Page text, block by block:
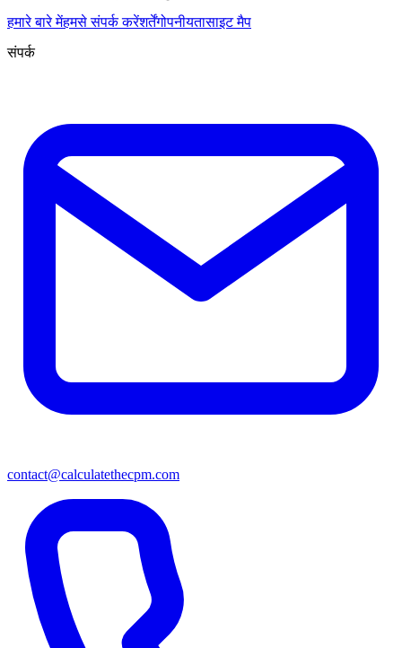
हमारे बारे मेंहमसे संपर्क करेंशर्तेंगोपनीयतासाइट मैप
संपर्क
contact@calculatethecpm.com